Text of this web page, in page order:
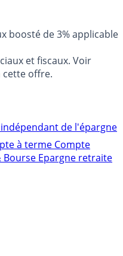
boosté de 3% applicable
et fiscaux. Voir
cette offre.
de l'épargne
à terme Compte
Bourse Epargne retraite